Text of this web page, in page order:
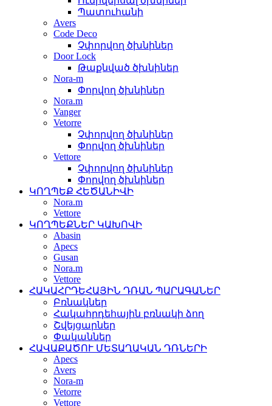
Պատուհանի
Avers
Code Deco
Չփորվող ծխնիներ
Door Lock
Թաքնված ծխնիներ
Nora-m
Փորվող ծխնիներ
Nora.m
Vanger
Vetorre
Չփորվող ծխնիներ
Փորվող ծխնիներ
Vettore
Չփորվող ծխնիներ
Փորվող ծխնիներ
ԿՈՂՊԵՔ ՀԵԾԱՆԻՎԻ
Nora.m
Vettore
ԿՈՂՊԵՔՆԵՐ ԿԱԽՈՎԻ
Abasin
Apecs
Gusan
Nora.m
Vettore
ՀԱԿԱՀՐԴԵՀԱՅԻՆ ԴՌԱՆ ՊԱՐԱԳԱՆԵՐ
Բռնակներ
Հակահրդեհային բռնակի ձող
Շվեյցարներ
Փականներ
ՀԱՎԱՔԱԾՈՒ ՄԵՏԱՂԱԿԱՆ ԴՌՆԵՐԻ
Apecs
Avers
Nora-m
Vetorre
Vettore